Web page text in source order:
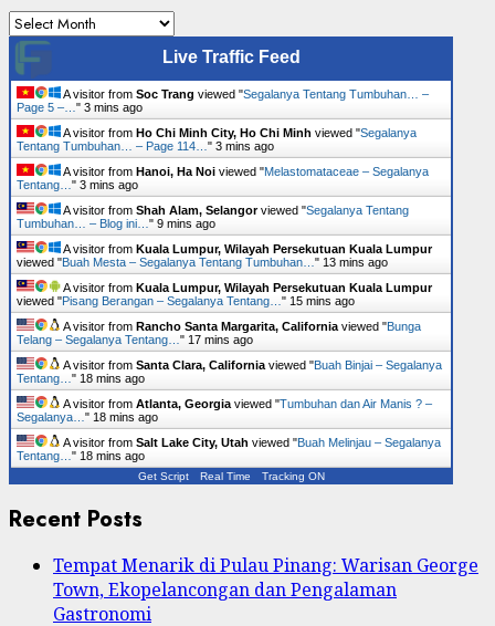
Archives
Live Traffic Feed
A visitor from Soc Trang viewed "Segalanya Tentang Tumbuhan… –
Page 5 –… " 3 mins ago
A visitor from Ho Chi Minh City, Ho Chi Minh viewed "Segalanya
Tentang Tumbuhan… – Page 114… " 3 mins ago
A visitor from Hanoi, Ha Noi viewed "Melastomataceae – Segalanya
Tentang… " 3 mins ago
A visitor from Shah Alam, Selangorviewed "Segalanya Tentang
Tumbuhan… – Blog ini… " 9 mins ago
A visitor from Kuala Lumpur, Wilayah Persekutuan Kuala Lumpur
viewed "Buah Mesta – Segalanya Tentang Tumbuhan… " 13 mins ago
A visitor from Kuala Lumpur, Wilayah Persekutuan Kuala Lumpur
viewed "Pisang Berangan – Segalanya Tentang… " 15 mins ago
A visitor from Rancho Santa Margarita, California viewed "Bunga
Telang – Segalanya Tentang… " 17 mins ago
A visitor from Santa Clara, California viewed "Buah Binjai – Segalanya
Tentang… " 18 mins ago
A visitor from Atlanta, Georgia viewed "Tumbuhan dan Air Manis ? –
Segalanya… " 18 mins ago
A visitor from Salt Lake City, Utah viewed "Buah Melinjau – Segalanya
Tentang… " 18 mins ago
Get Script Real Time Tracking ON
Recent Posts
Tempat Menarik di Pulau Pinang: Warisan George
Town, Ekopelancongan dan Pengalaman
Gastronomi